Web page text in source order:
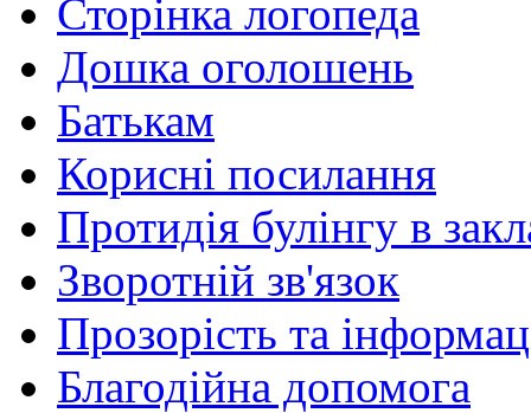
Сторінка логопеда
Дошка оголошень
Батькам
Корисні посилання
Протидія булінгу в
Зворотній зв'язок
Прозорість та
Благодійна допомога